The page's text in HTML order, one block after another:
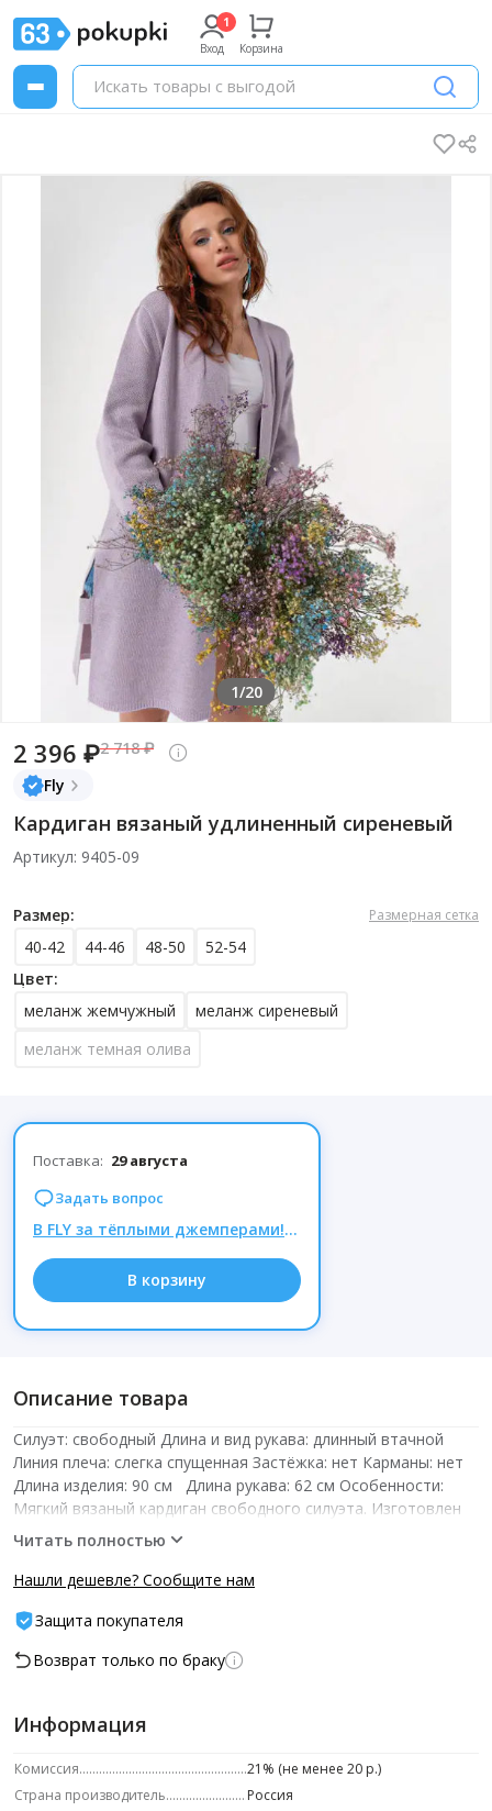
Вход Корзина
1/20
2 396 ₽2 718 ₽
Fly
Кардиган вязаный удлиненный сиреневый
Артикул: 9405-09
Размер: Размерная сетка
40-42 44-46 48-50
52-54
Цвет:
меланж жемчужный
меланж сиреневый
меланж темная олива
Поставка: 29 августа
Задать вопрос
В FLY за тёплыми джемперами! Там такие скидки!
В корзину
Описание товара
Силуэт: свободный Длина и вид рукава: длинный втачной
Линия плеча: слегка спущенная Застёжка: нет Карманы: нет
Длина изделия: 90 см Длина рукава: 62 см Особенности:
Мягкий вязаный кардиган свободного силуэта. Изготовлен
из меланжевой смесовой пряжи хлопка и шерсти.Силуэт
рубчик. По бокам выполнен разрез с перемычкой.
Размер модели на фото: 42 р-р­ -- Характеристики -- Состав:
акрил 50%, шерсть 25%, хлопок 25% Цвет: меланж
сиреневый
Читать полностью
Нашли дешевле? Сообщите нам
Защита покупателя
Возврат только по браку
Информация
Комиссия
21% (не менее 20 р.)
Страна производитель
Россия